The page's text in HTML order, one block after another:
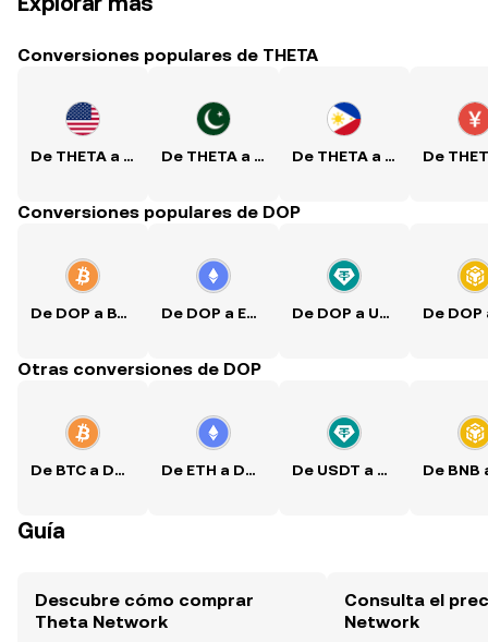
Conversiones populares de THETA
De THETA a USD De THETA a PKR De THETA a PHP
Conversiones populares de DOP
De DOP a BTC De DOP a ETH De DOP a USDT
Otras conversiones de DOP
De BTC a DOP De ETH a DOP De USDT a DOP
Guía
Descubre cómo comprar
Theta Network
Consulta el
Network